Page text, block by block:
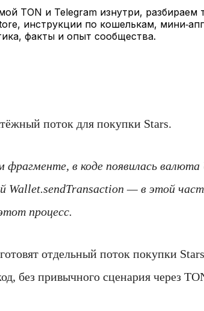
TON и Telegram изнутри,
инструкции по кошелькам,
факты и опыт сообщества.
поток для покупки Stars.
фрагменте, в коде появилась
— в этой
процесс.
отдельный поток покупки
без привычного сценария через